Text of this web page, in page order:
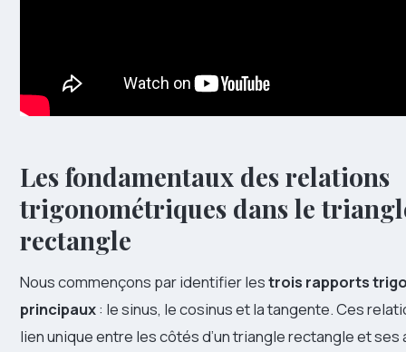
Les fondamentaux des relations
trigonométriques dans le
rectangle
Nous commençons par identifier lestrois rapports
principaux: le sinus, le cosinus et la tangente. Ces
lien unique entre les côtés d’un triangle rectangle et ses